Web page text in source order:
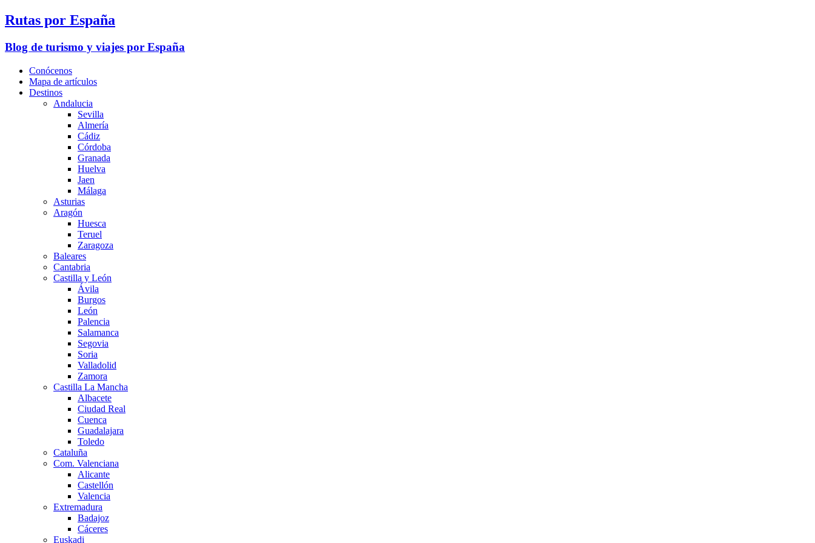
Rutas por España
Blog de turismo y viajes por España
Conócenos
Mapa de artículos
Destinos
Andalucia
Sevilla
Almería
Cádiz
Córdoba
Granada
Huelva
Jaen
Málaga
Asturias
Aragón
Huesca
Teruel
Zaragoza
Baleares
Cantabria
Castilla y León
Ávila
Burgos
León
Palencia
Salamanca
Segovia
Soria
Valladolid
Zamora
Castilla La Mancha
Albacete
Ciudad Real
Cuenca
Guadalajara
Toledo
Cataluña
Com. Valenciana
Alicante
Castellón
Valencia
Extremadura
Badajoz
Cáceres
Euskadi